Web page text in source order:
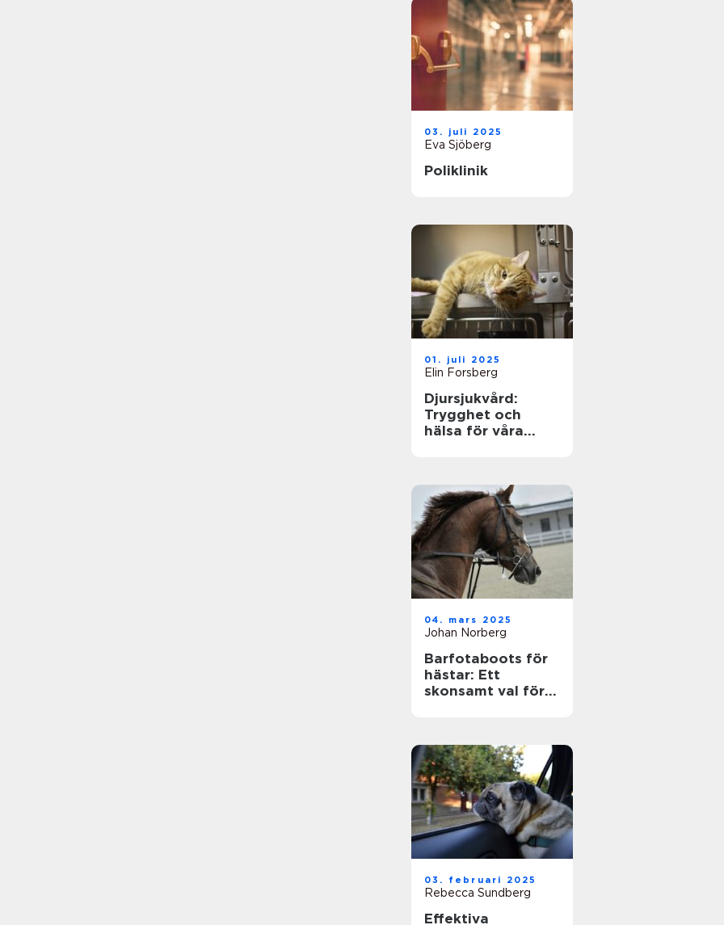
03. juli 2025
Eva Sjöberg
Poliklinik
01. juli 2025
Elin Forsberg
Djursjukvård:
Trygghet och
hälsa för våra
04. mars 2025
Johan Norberg
Barfotaboots för
hästar: Ett
skonsamt val för
03. februari 2025
Rebecca Sundberg
Effektiva